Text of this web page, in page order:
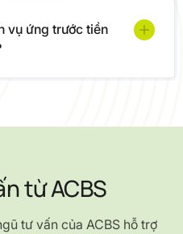
vụ ứng trước tiền
từ ACBS
tư vấn của ACBS hỗ trợ